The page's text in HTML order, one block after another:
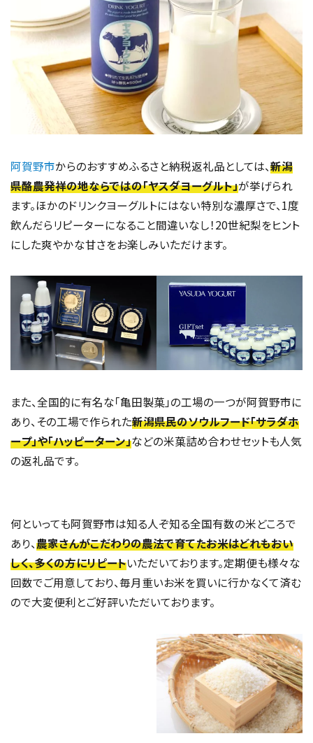
阿賀野市からのおすすめふるさと納税返礼品としては、新潟
県酪農発祥の地ならではの「ヤスダヨーグルト」が挙げられ
ます。ほかのドリンクヨーグルトにはない特別な濃厚さで、1度
飲んだらリピーターになること間違いなし！20世紀梨をヒント
にした爽やかな甘さをお楽しみいただけます。
また、全国的に有名な「亀田製菓」の工場の一つが阿賀野市に
あり、その工場で作られた新潟県民のソウルフード「サラダホ
ープ」や「ハッピーターン」などの米菓詰め合わせセットも人気
の返礼品です。
農家さんがこだわりの農法で育てたお米はどれもおい
いただいております。定期便も様々な
回数でご用意しており、毎月重いお米を買いに行かなくて済む
ので大変便利とご好評いただいております。